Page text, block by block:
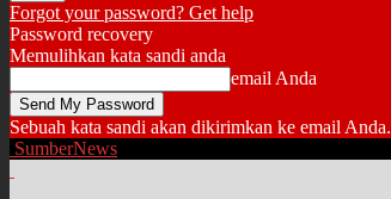
Forgot your password? Get help
Password recovery
Memulihkan kata sandi anda
email Anda
Sebuah kata sandi akan dikirimkan ke email Anda.
SumberNews